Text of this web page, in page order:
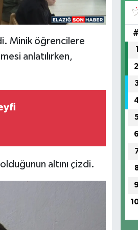
Minik öğrencilere
anlatılırken,
altını çizdi.
#
1
2
6
9